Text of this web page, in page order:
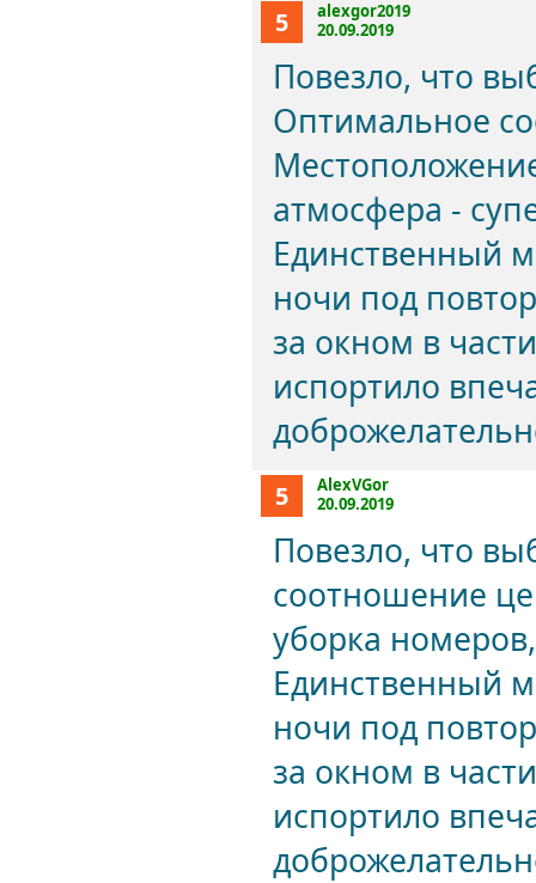
5
alexgor2019
20.09.2019
Повезло, что
Оптимальное
атмосфера -
Единственный
ночи под
за окном в
испортило
5
AlexVGor
20.09.2019
Повезло, что
соотношение
уборка
Единственный
ночи под
за окном в
испортило